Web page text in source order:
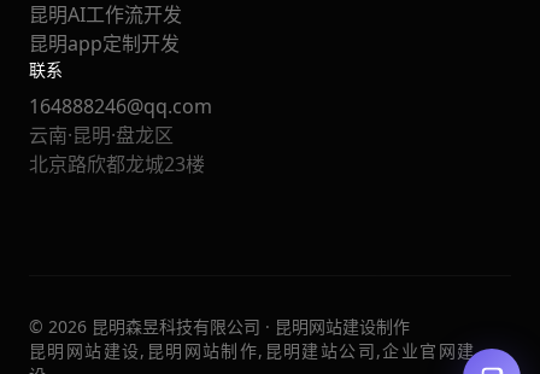
昆明AI工作流开发
昆明app定制开发
联系
164888246@qq.com
云南·昆明·盘龙区
北京路欣都龙城23楼
© 2026 昆明森昱科技有限公司 · 昆明网站建设制作
昆明网站建设,昆明网站制作,昆明建站公司,企业官网建